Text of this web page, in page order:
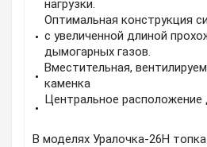
нагрузки.
Оптимальная конструкция
с увеличенной длиной
дымогарных газов.
Вместительная,
каменка
Центральное
В моделях Уралочка-26Н